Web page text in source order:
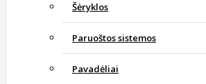
Šėryklos
Paruoštos sistemos
Pavadėliai